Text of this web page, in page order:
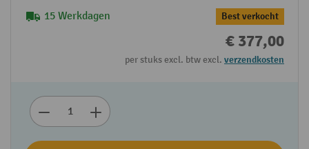
15 Werkdagen Best verkocht
€ 377,00
per stuks excl. btw excl. verzendkosten